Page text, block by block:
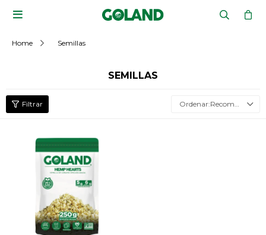

Home Semillas
SEMILLAS
Recomendados